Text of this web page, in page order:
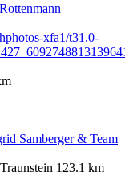
Samberger & Team
Traunstein 123.1 km